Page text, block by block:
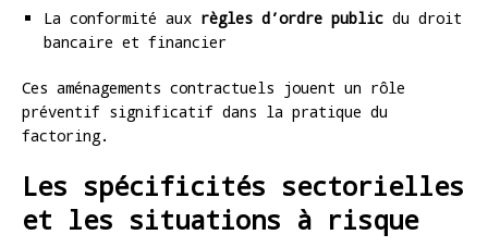
La conformité aux règles d’ordre public du droit
bancaire et financier
Ces aménagements contractuels jouent un rôle
préventif significatif dans la pratique du
factoring.
Les spécificités sectorielles
et les situations à risque